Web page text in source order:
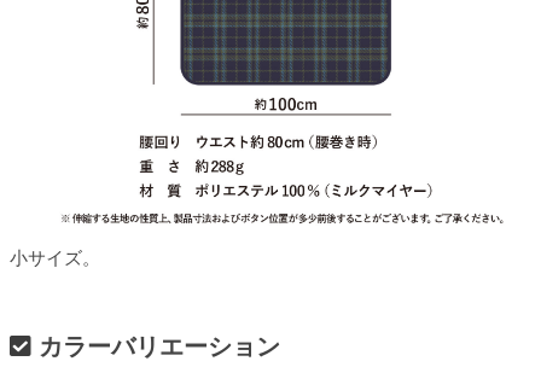
小サイズ。
カラーバリエーション